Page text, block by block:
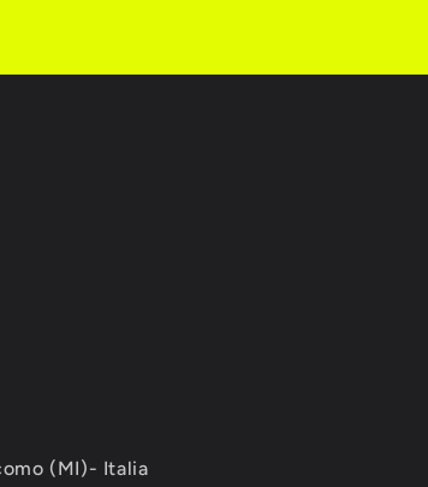
(MI)- Italia